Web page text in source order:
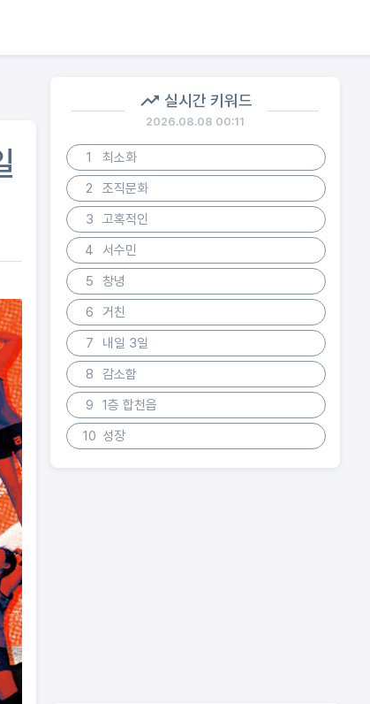
실시간 키워드
2026.08.08 00:11
1
최소화
2
조직문화
3
고혹적인
4
서수민
5
창녕
6
거친
7
내일 3일
8
감소함
9
1층 합천읍
10 성장